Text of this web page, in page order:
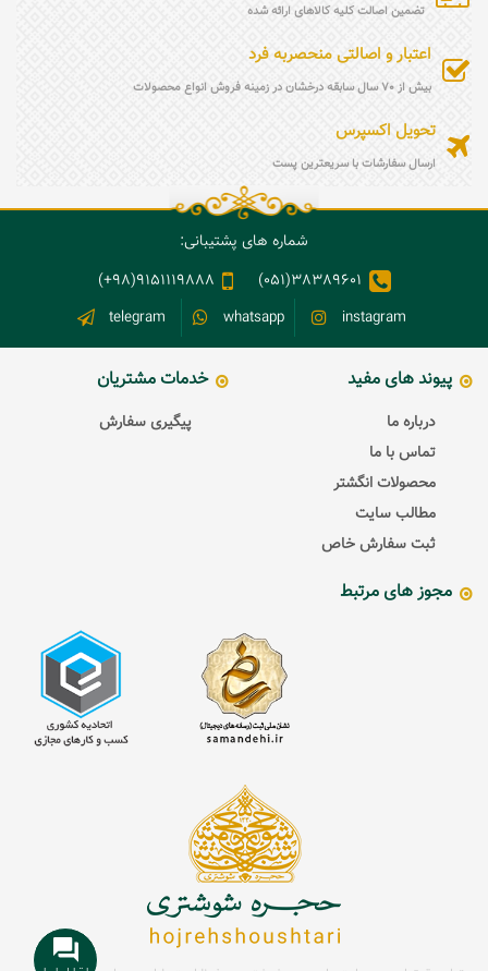
تضمین اصالت کلیه کالاهای ارائه شده
اعتبار و اصالتی منحصربه فرد
بیش از 70 سال سابقه درخشان در زمینه فروش انواع محصولات
تحویل اکسپرس
ارسال سفارشات با سریعترین پست
شماره های پشتیبانی:
38389601(051)
9151119888(98+)
instagram
whatsapp
telegram
پیوند های مفید
درباره ما
تماس با ما
محصولات انگشتر
مطالب سایت
ثبت سفارش خاص
خدمات مشتریان
پیگیری سفارش
مجوز های مرتبط